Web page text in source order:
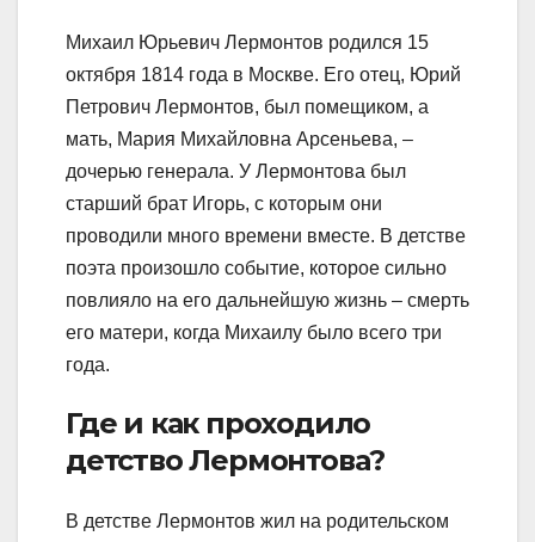
Михаил Юрьевич Лермонтов родился 15
октября 1814 года в Москве. Его отец, Юрий
Петрович Лермонтов, был помещиком, а
мать, Мария Михайловна Арсеньева, –
дочерью генерала. У Лермонтова был
старший брат Игорь, с которым они
проводили много времени вместе. В детстве
поэта произошло событие, которое сильно
повлияло на его дальнейшую жизнь – смерть
его матери, когда Михаилу было всего три
года.
Где и как проходило
детство Лермонтова?
В детстве Лермонтов жил на родительском